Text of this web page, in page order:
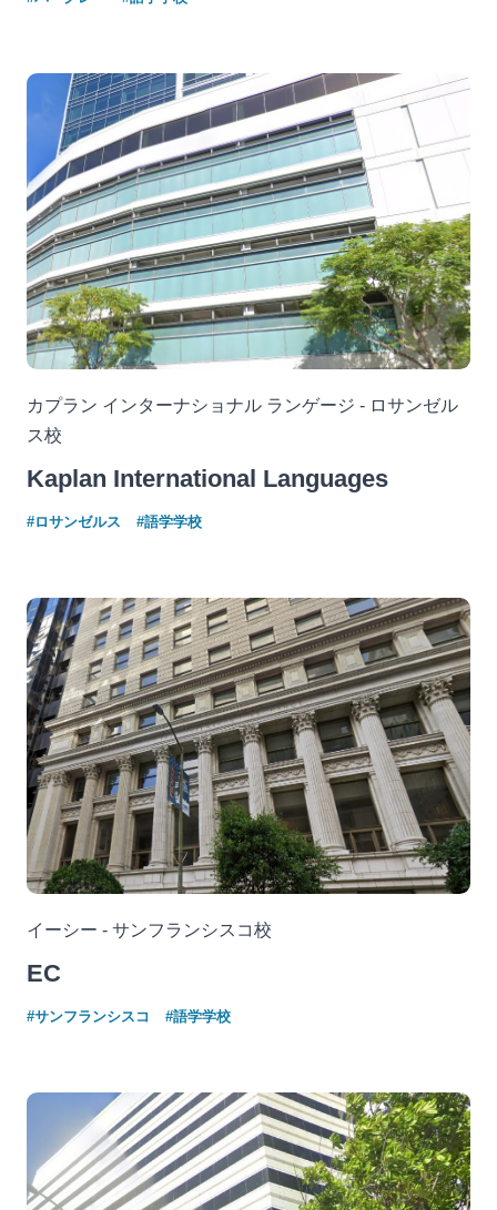
カプラン インターナショナル ランゲージ - ロサンゼル
ス校
Kaplan International Languages
#ロサンゼルス #語学学校
イーシー - サンフランシスコ校
EC
#サンフランシスコ #語学学校